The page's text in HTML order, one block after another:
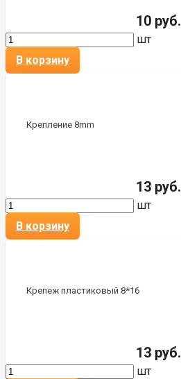
10 руб.
шт
В корзину
Крепление 8mm
13 руб.
шт
В корзину
Крепеж пластиковый 8*16
13 руб.
шт